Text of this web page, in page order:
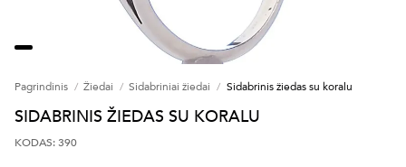
Pagrindinis Žiedai Sidabriniai žiedai Sidabrinis žiedas su koralu
SIDABRINIS ŽIEDAS SU KORALU
KODAS: 390